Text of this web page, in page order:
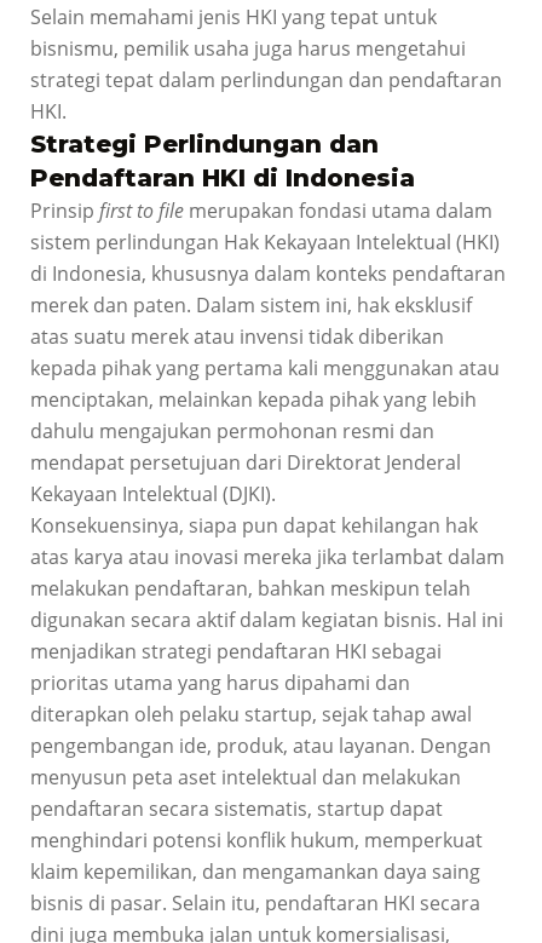
Selain memahami jenis HKI yang tepat untuk
bisnismu, pemilik usaha juga harus mengetahui
strategi tepat dalam perlindungan dan pendaftaran
HKI.
Strategi Perlindungan dan
Pendaftaran HKI di Indonesia
Prinsip first to filemerupakan fondasi utama dalam
sistem perlindungan Hak Kekayaan Intelektual (HKI)
di Indonesia, khususnya dalam konteks pendaftaran
merek dan paten. Dalam sistem ini, hak eksklusif
atas suatu merek atau invensi tidak diberikan
kepada pihak yang pertama kali menggunakan atau
menciptakan, melainkan kepada pihak yang lebih
dahulu mengajukan permohonan resmi dan
mendapat persetujuan dari Direktorat Jenderal
Kekayaan Intelektual (DJKI).
Konsekuensinya, siapa pun dapat kehilangan hak
atas karya atau inovasi mereka jika terlambat dalam
melakukan pendaftaran, bahkan meskipun telah
digunakan secara aktif dalam kegiatan bisnis. Hal ini
menjadikan strategi pendaftaran HKI sebagai
prioritas utama yang harus dipahami dan
diterapkan oleh pelaku startup, sejak tahap awal
pengembangan ide, produk, atau layanan. Dengan
menyusun peta aset intelektual dan melakukan
pendaftaran secara sistematis, startup dapat
menghindari potensi konflik hukum, memperkuat
klaim kepemilikan, dan mengamankan daya saing
bisnis di pasar. Selain itu, pendaftaran HKI secara
dini juga membuka jalan untuk komersialisasi,